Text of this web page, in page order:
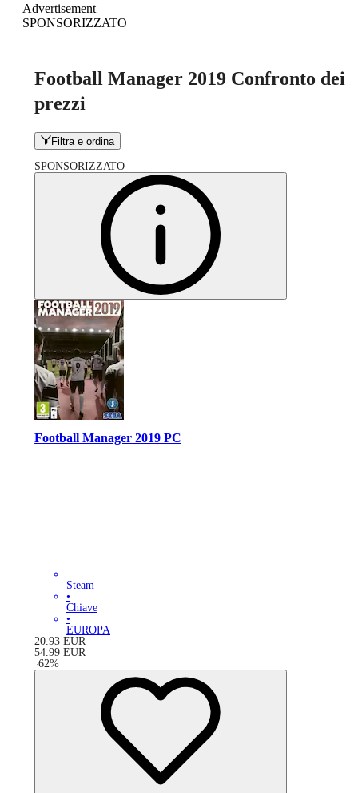
Advertisement
SPONSORIZZATO
Football Manager 2019 Confronto dei
prezzi
Filtra e ordina
SPONSORIZZATO
Football Manager 2019 PC
Steam
•
Chiave
•
EUROPA
20.93 EUR
54.99 EUR
-62%